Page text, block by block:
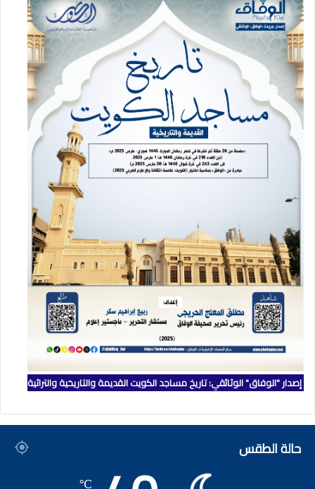
إصدار "الوفاق" الوثائقي: تاريخ مساجد الكويت القديمة والتاريخية والتراثية
حالة الطقس
℃